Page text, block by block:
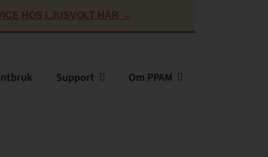
HOS LJUSVOLT HÄR →
Support Om PPAM